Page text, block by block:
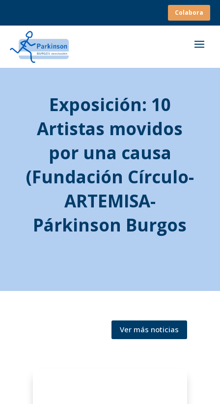
Colabora
Exposición: 10
Artistas movidos
por una causa
(Fundación Círculo-
ARTEMISA-
Párkinson Burgos
Ver más noticias